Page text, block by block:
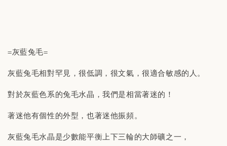
=灰藍兔毛=
灰藍兔毛相對罕見，很低調，很文氣，很適合敏感的人。
對於灰藍色系的兔毛水晶，我們是相當著迷的！
著迷他有個性的外型，也著迷他振頻。
灰藍兔毛水晶是少數能平衡上下三輪的大師礦之一，